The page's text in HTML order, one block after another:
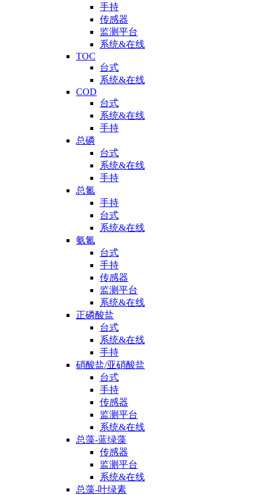
手持
传感器
监测平台
系统&在线
TOC
台式
系统&在线
COD
台式
系统&在线
手持
总磷
台式
系统&在线
手持
总氮
手持
台式
系统&在线
氨氮
台式
手持
传感器
监测平台
系统&在线
正磷酸盐
台式
系统&在线
手持
硝酸盐/亚硝酸盐
台式
手持
传感器
监测平台
系统&在线
总藻-蓝绿藻
传感器
监测平台
系统&在线
总藻-叶绿素